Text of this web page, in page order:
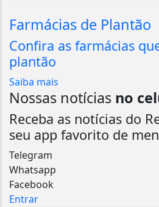
Farmácias de Plantão
Confira as farmácias
plantão
Saiba mais
Nossas notícias no
Receba as notícias do
seu app favorito de
Telegram
Whatsapp
Facebook
Entrar